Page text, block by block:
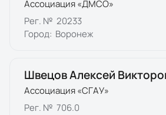
Ассоциация «ДМСО»
Рег. № 20233
Город: Воронеж
Швецов Алексей
Ассоциация «СГАУ»
Рег. № 706.0